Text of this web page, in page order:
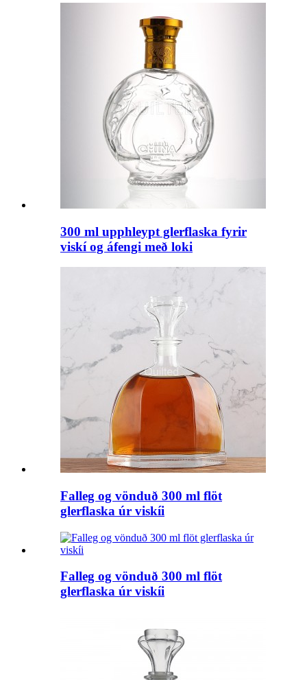
300 ml upphleypt glerflaska fyrir
viskí og áfengi með loki
Falleg og vönduð 300 ml flöt
glerflaska úr viskíi
Falleg og vönduð 300 ml flöt
glerflaska úr viskíi